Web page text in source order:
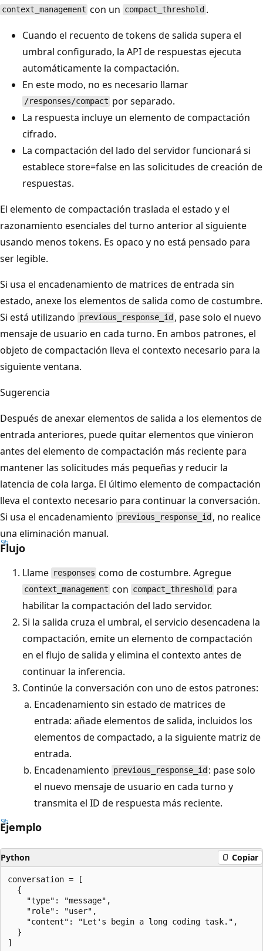
context_management con un compact_threshold .
Cuando el recuento de tokens de salida supera el
umbral configurado, la API de respuestas ejecuta
automáticamente la compactación.
En este modo, no es necesario llamar
/responses/compact por separado.
La respuesta incluye un elemento de compactación
cifrado.
La compactación del lado del servidor funcionará si
establece store=false en las solicitudes de creación de
respuestas.
El elemento de compactación traslada el estado y el
razonamiento esenciales del turno anterior al siguiente
usando menos tokens. Es opaco y no está pensado para
ser legible.
Si usa el encadenamiento de matrices de entrada sin
estado, anexe los elementos de salida como de costumbre.
Si está utilizando previous_response_id , pase solo el nuevo
mensaje de usuario en cada turno. En ambos patrones, el
objeto de compactación lleva el contexto necesario para la
siguiente ventana.
Sugerencia
Después de anexar elementos de salida a los elementos de
entrada anteriores, puede quitar elementos que vinieron
antes del elemento de compactación más reciente para
mantener las solicitudes más pequeñas y reducir la
latencia de cola larga. El último elemento de compactación
lleva el contexto necesario para continuar la conversación.
Si usa el encadenamiento previous_response_id , no realice
una eliminación manual.
Flujo
Llame responses como de costumbre. Agregue
context_management con compact_threshold
para
habilitar la compactación del lado servidor.
Si la salida cruza el umbral, el servicio desencadena la
compactación, emite un elemento de compactación
en el flujo de salida y elimina el contexto antes de
continuar la inferencia.
Continúe la conversación con uno de estos patrones:
Encadenamiento sin estado de matrices de
entrada: añade elementos de salida, incluidos los
elementos de compactado, a la siguiente matriz de
entrada.
Encadenamiento previous_response_id : pase solo
el nuevo mensaje de usuario en cada turno y
transmita el ID de respuesta más reciente.
Ejemplo
Python Copiar
conversation = [
  {
    "type": "message",
    "role": "user",
    "content": "Let's begin a long coding task.",
  }
]